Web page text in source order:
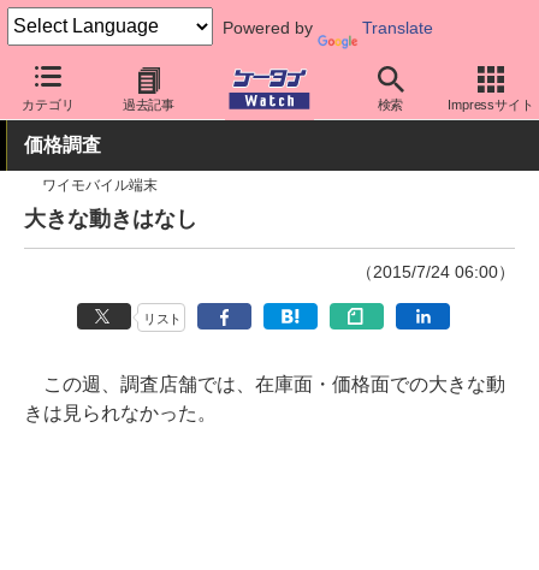
Powered by Translate
カテゴリ 過去記事 検索 Impressサイト
ケータイ Watch 業界動向 調査
価格調査
ワイモバイル端末
大きな動きはなし
（2015/7/24 06:00）
リスト
この週、調査店舗では、在庫面・価格面での大きな動
きは見られなかった。